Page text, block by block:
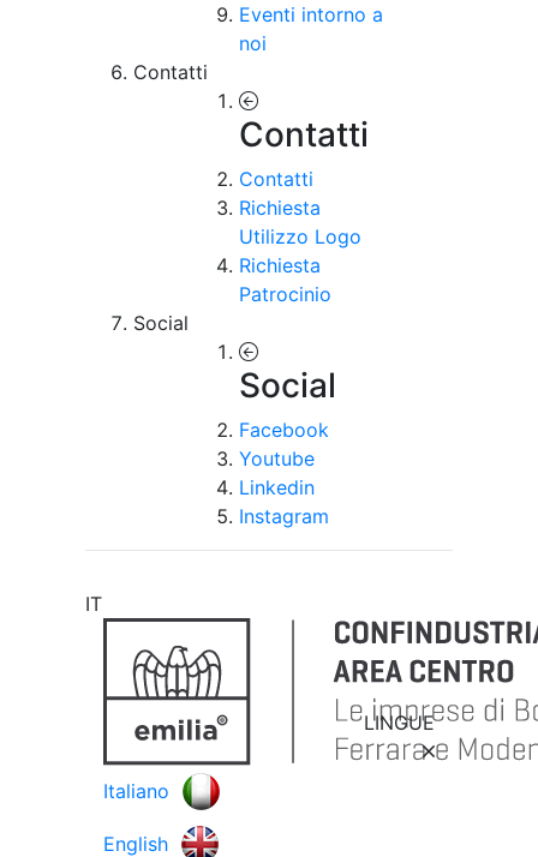
Eventi intorno a
noi
Contatti
Contatti
Contatti
Richiesta
Utilizzo Logo
Richiesta
Patrocinio
Social
Social
Facebook
Youtube
Linkedin
Instagram
IT
LINGUE
Italiano
English